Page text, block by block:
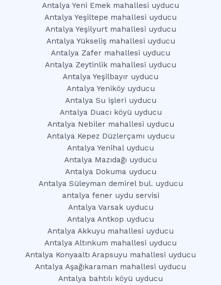
Antalya Yeni Emek mahallesi uyducu
Antalya Yeşiltepe mahallesi uyducu
Antalya Yeşilyurt mahallesi uyducu
Antalya Yükseliş mahallesi uyducu
Antalya Zafer mahallesi uyducu
Antalya Zeytinlik mahallesi uyducu
Antalya Yeşilbayır uyducu
Antalya Yeniköy uyducu
Antalya Su işleri uyducu
Antalya Duacı köyü uyducu
Antalya Nebiler mahallesi uyducu
Antalya Kepez Düzlerçamı uyducu
Antalya Yenihal uyducu
Antalya Mazıdağı uyducu
Antalya Dokuma uyducu
Antalya Süleyman demirel bul. uyducu
antalya fener uydu servisi
Antalya Varsak uyducu
Antalya Antkop uyducu
Antalya Akkuyu mahallesi uyducu
Antalya Altınkum mahallesi uyducu
Antalya Konyaaltı Arapsuyu mahallesi uyducu
Antalya Aşağıkaraman mahallesi uyducu
Antalya bahtılı köyü uyducu